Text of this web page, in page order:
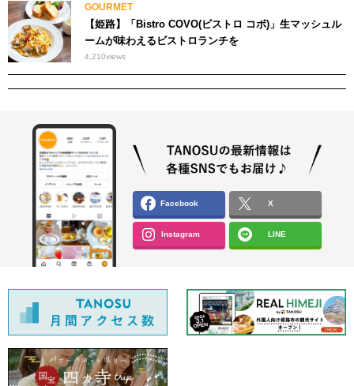
GOURMET
【姫路】「Bistro COVO(ビストロ コボ)」生マッシュル
ームが味わえるビストロランチを
4,210views
Facebook X
Instagram LINE